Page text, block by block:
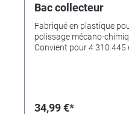
Bac collecteur
Fabriqué en plastique
polissage mécano-
Convient pour 4 310 445
34,99 €*